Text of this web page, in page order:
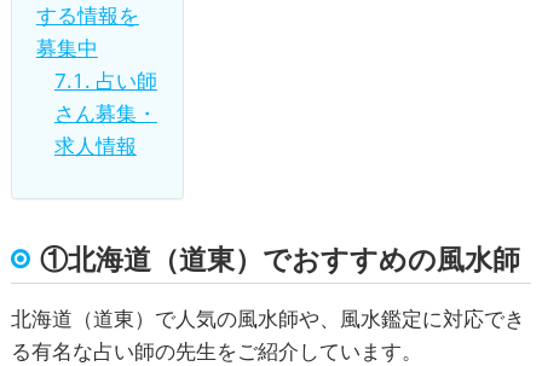
する情報を
募集中
7.1. 占い師
さん募集・
求人情報
①北海道（道東）でおすすめの風水師
北海道（道東）で人気の風水師や、風水鑑定に対応でき
る有名な占い師の先生をご紹介しています。